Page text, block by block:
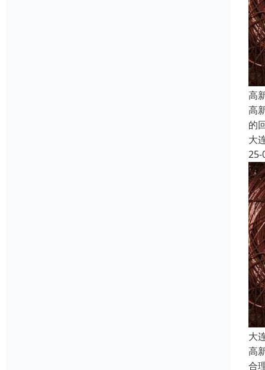
高
高
的
大
25-
大
高
合